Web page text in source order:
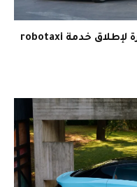
تزيل Zoox العقبة الفيدرالية الأخيرة لإطلاق خدمة robotaxi